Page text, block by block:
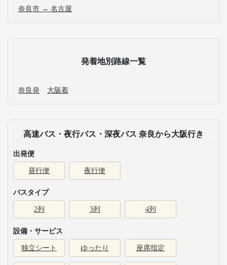
奈良市 → 名古屋
発着地別路線一覧
奈良発 大阪着
高速バス・夜行バス・深夜バス 奈良から大阪行き
出発便
昼行便 夜行便
バスタイプ
2列 3列 4列
設備・サービス
独立シート ゆったり 座席指定